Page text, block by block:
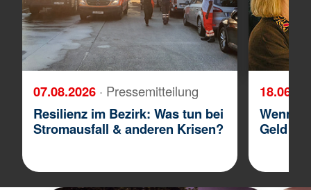
07.08.2026 · Pressemitteilung
Resilienz im Bezirk: Was tun bei
Stromausfall & anderen Krisen?
Wenn
Geld